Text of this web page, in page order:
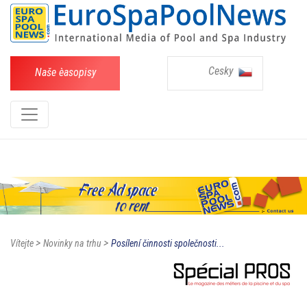
Naše èasopisy Cesky
Vítejte> Novinky na trhu> Posílení činnosti společnosti...